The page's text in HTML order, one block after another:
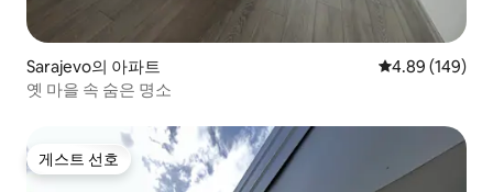
Sarajevo의 아파트 평점 4.89점(5
4.89 (149)
옛 마을 속 숨은 명소
게스트 선호
게스트 선호